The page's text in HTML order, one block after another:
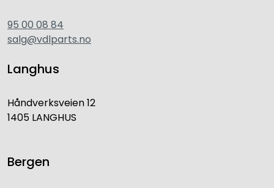
95 00 08 84
salg@vdlparts.no
Langhus
Håndverksveien 12
1405 LANGHUS
Bergen